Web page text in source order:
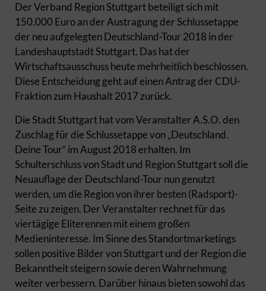
Der Verband Region Stuttgart beteiligt sich mit
150.000 Euro an der Austragung der Schlussetappe
der neu aufgelegten Deutschland-Tour 2018 in der
Landeshauptstadt Stuttgart. Das hat der
Wirtschaftsausschuss heute mehrheitlich beschlossen.
Diese Entscheidung geht auf einen Antrag der CDU-
Fraktion zum Haushalt 2017 zurück.
Die Stadt Stuttgart hat vom Veranstalter A.S.O. den
Zuschlag für die Schlussetappe von „Deutschland.
Deine Tour“ im August 2018 erhalten. Im
Schulterschluss von Stadt und Region Stuttgart soll die
Neuauflage der Deutschland-Tour nun genutzt
werden, um die Region von ihrer besten (Radsport)-
Seite zu zeigen. Der Veranstalter rechnet für das
viertägige Eliterennen mit einem großen
Medieninteresse. Im Sinne des Standortmarketings
sollen positive Bilder von Stuttgart und der Region die
Bekanntheit steigern sowie deren Wahrnehmung
weiter verbessern. Darüber hinaus bieten sowohl das